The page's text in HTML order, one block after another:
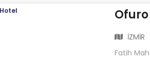
İZMİR
Fatih